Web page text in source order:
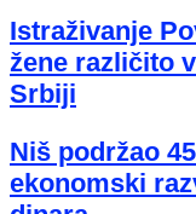
Istraživanje
žene različito
Srbiji
Niš podržao
ekonomski